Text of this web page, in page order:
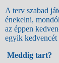
A terv szabad
énekelni,
az éppen
egyik kedvencét
Meddig tart?